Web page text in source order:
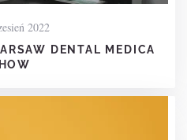
2022
DENTAL MEDICA